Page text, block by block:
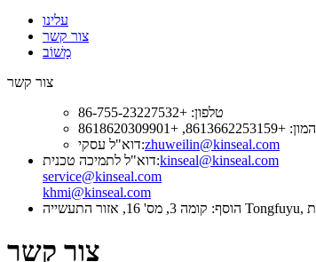
עלינו
צור קשר
מָשׁוֹב
צור קשר
טלפון: +86-755-23227532
המון: +8613662253159, +8618620309901
דוא"ל עסקי:zhuweilin@kinseal.com
דוא"ל לתמיכה טכנית:kinseal@kinseal.com
service@kinseal.com
khmi@kinseal.com
צור קשר